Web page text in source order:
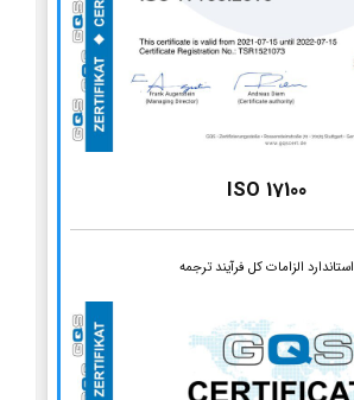
ISO 17100
استاندارد الزامات کل فرآیند ترجمه